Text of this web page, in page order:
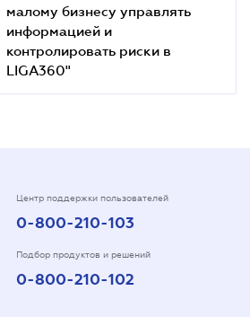
малому бизнесу управлять
информацией и
контролировать риски в
LIGA360"
Центр поддержки пользователей
0-800-210-103
Подбор продуктов и решений
0-800-210-102